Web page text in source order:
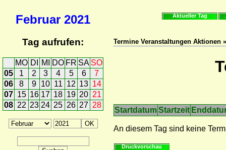
Februar 2021
Tag aufrufen:
MO DI MI DO FR SA SO
05
1 2 3 4 5 6
7
06
8 9 10 11 12 13 14
07 15 16 17 18 19 20 21
08 22 23 24 25 26 27 28
Aktueller Tag
Termine Veranstaltungen Aktionen
StartdatumStartzeit
An diesem Tag sind keine
Druckvorschau